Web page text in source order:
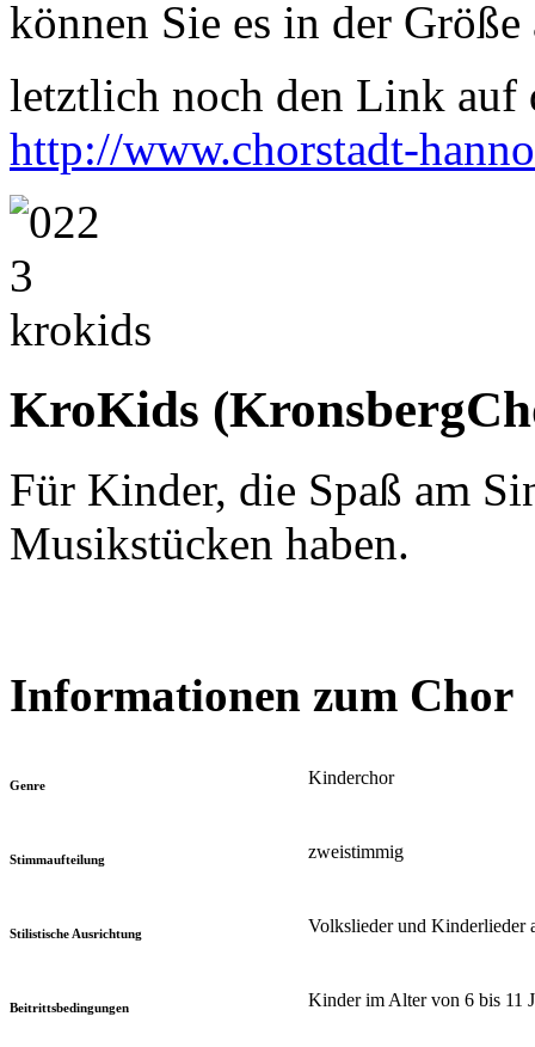
können Sie es in der
letztlich noch den Link auf
http://www.chorstadt-
KroKids
Für Kinder, die Spaß am
Musikstücken haben.
Informationen zum Chor
Genre Kinderchor
Stimmaufteilung zweistimmig
Stilistische Ausrichtung Volkslieder und Kinderlieder
Beitrittsbedingungen Kinder im Alter von 6 bis 11